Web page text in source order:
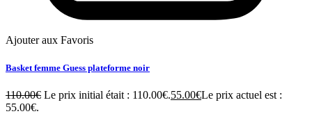
Ajouter aux Favoris
Basket femme Guess plateforme noir
110.00€ Le prix initial était : 110.00€.55.00€Le prix actuel est :
55.00€.